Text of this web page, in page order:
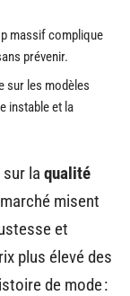
massif complique
prévenir.
sur les modèles
instable et la
la qualité
misent
et
plus élevé des
de mode :